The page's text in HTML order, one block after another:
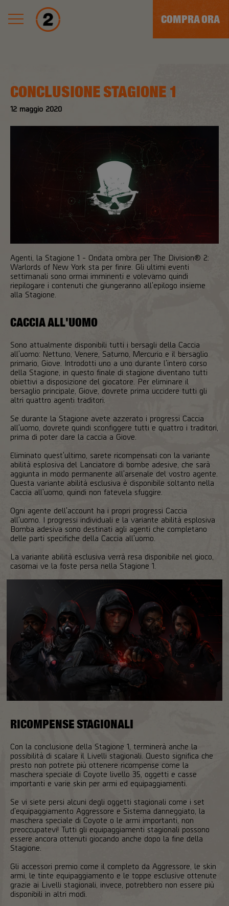
COMPRA ORA
12 maggio 2020
CONCLUSIONE STAGIONE 1
Agenti, la Stagione 1 - Ondata ombra per The Division® 2:
Warlords of New York sta per finire. Gli ultimi eventi
settimanali sono ormai imminenti e volevamo quindi
riepilogare i contenuti che giungeranno all'epilogo insieme
alla Stagione.
CACCIA ALL'UOMO
Sono attualmente disponibili tutti i bersagli della Caccia
all'uomo: Nettuno, Venere, Saturno, Mercurio e il bersaglio
primario, Giove. Introdotti uno a uno durante l'intero corso
della Stagione, in questo finale di stagione diventano tutti
obiettivi a disposizione del giocatore. Per eliminare il
bersaglio principale, Giove, dovrete prima uccidere tutti gli
altri quattro agenti traditori.
Se durante la Stagione avete azzerato i progressi Caccia
all'uomo, dovrete quindi sconfiggere tutti e quattro i traditori,
prima di poter dare la caccia a Giove.
Eliminato quest'ultimo, sarete ricompensati con la variante
abilità esplosiva del Lanciatore di bombe adesive, che sarà
aggiunta in modo permanente all'arsenale del vostro agente.
Questa variante abilità esclusiva è disponibile soltanto nella
Caccia all'uomo, quindi non fatevela sfuggire.
Ogni agente dell'account ha i propri progressi Caccia
all'uomo. I progressi individuali e la variante abilità esplosiva
Bomba adesiva sono destinati agli agenti che completano
delle parti specifiche della Caccia all'uomo.
La variante abilità esclusiva verrà resa disponibile nel gioco,
casomai ve la foste persa nella Stagione 1.
RICOMPENSE STAGIONALI
Con la conclusione della Stagione 1, terminerà anche la
possibilità di scalare il Livelli stagionali. Questo significa che
presto non potrete più ottenere ricompense come la
maschera speciale di Coyote livello 35, oggetti e casse
importanti e varie skin per armi ed equipaggiamenti.
Se vi siete persi alcuni degli oggetti stagionali come i set
d'equipaggiamento Aggressore e Sistema danneggiato, la
maschera speciale di Coyote o le armi importanti, non
preoccupatevi! Tutti gli equipaggiamenti stagionali possono
essere ancora ottenuti giocando anche dopo la fine della
Stagione.
Gli accessori premio come il completo da Aggressore, le skin
armi, le tinte equipaggiamento e le toppe esclusive ottenute
grazie ai Livelli stagionali, invece, potrebbero non essere più
disponibili in altri modi.